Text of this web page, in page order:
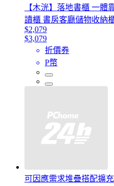
【木洸】落地書櫃 一體
讀櫃 書房客廳儲物收納
$2,079
$3,079
折價券
P幣
可因應需求堆疊搭配擴